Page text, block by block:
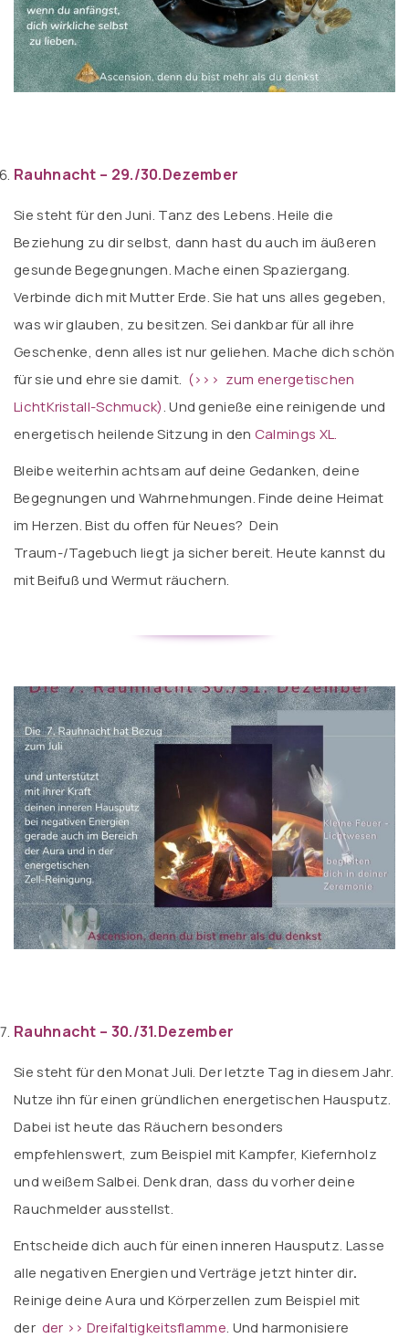
Rauhnacht – 29./30.Dezember
Sie steht für den Juni. Tanz des Lebens. Heile die
Beziehung zu dir selbst, dann hast du auch im äußeren
gesunde Begegnungen. Mache einen Spaziergang.
Verbinde dich mit Mutter Erde. Sie hat uns alles gegeben,
was wir glauben, zu besitzen. Sei dankbar für all ihre
Geschenke, denn alles ist nur geliehen. Mache dich schön
für sie und ehre sie damit. (>>> zum energetischen
LichtKristall-Schmuck). Und genieße eine reinigende und
energetisch heilende Sitzung in den Calmings XL.
Bleibe weiterhin achtsam auf deine Gedanken, deine
Begegnungen und Wahrnehmungen. Finde deine Heimat
im Herzen. Bist du offen für Neues? Dein
Traum-/Tagebuch liegt ja sicher bereit. Heute kannst du
mit Beifuß und Wermut räuchern.
Rauhnacht – 30./31.Dezember
Sie steht für den Monat Juli. Der letzte Tag in diesem Jahr.
Nutze ihn für einen gründlichen energetischen Hausputz.
Dabei ist heute das Räuchern besonders
empfehlenswert, zum Beispiel mit Kampfer, Kiefernholz
und weißem Salbei. Denk dran, dass du vorher deine
Rauchmelder ausstellst.
Entscheide dich auch für einen inneren Hausputz. Lasse
alle negativen Energien und Verträge jetzt hinter dir.
Reinige deine Aura und Körperzellen zum Beispiel mit
der der >> Dreifaltigkeitsflamme. Und harmonisiere